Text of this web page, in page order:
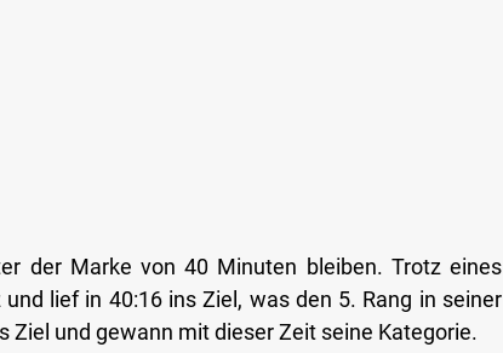
der Marke von 40 Minuten bleiben. Trotz eines
lief in 40:16 ins Ziel, was den 5. Rang in seiner
Ziel und gewann mit dieser Zeit seine Kategorie.